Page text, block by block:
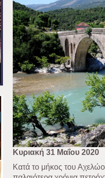
Κυριακή 31 Μαΐου 2020
Κατά το μήκος του